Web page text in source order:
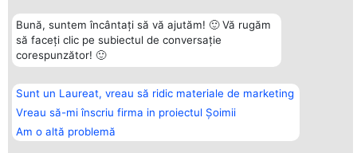
Bună, suntem încântați să vă ajutăm! 🙂 Vă rugăm
să faceți clic pe subiectul de conversație
corespunzător! 🙂
Sunt un Laureat, vreau să ridic materiale de marketing
Vreau să-mi înscriu firma in proiectul Șoimii
Am o altă problemă
Organizator Ranking
BRIGHT SOLUTIONS BR SRL
Sc. A Et. 4 Ap. 13 Cod 061952
București
CUI 36737675
tel: +40 770 990 492
Plebiscyt
Laureaților
Reguli
Politica de